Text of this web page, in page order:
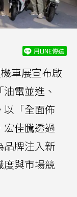
用LINE傳送
車展宣布啟
電並進、
以「全面佈
佳騰透過
品牌注入新
度與市場競